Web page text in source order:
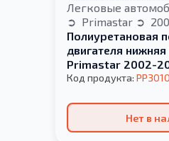
Легковые
Primastar
Полиуретановая
двигателя
Primastar 2002-
Код продукта:
Нет в